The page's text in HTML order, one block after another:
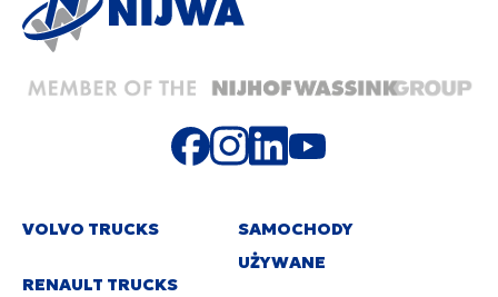
VOLVO TRUCKS
RENAULT TRUCKS
SAMOCHODY
UŻYWANE